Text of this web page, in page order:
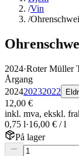
/Vin
/
2024·Roter Müller
Årgang
202420232022
12,00 €
inkl. mva, ekskl.
0,75 l·16,00 € / l
På lager